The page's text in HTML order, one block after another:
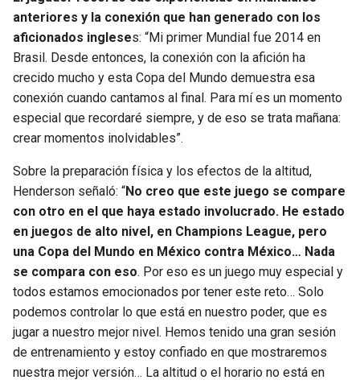
anteriores y la conexión que han generado con los
aficionados ingleses: “Mi primer Mundial fue 2014 en
Brasil. Desde entonces, la conexión con la afición ha
crecido mucho y esta Copa del Mundo demuestra esa
conexión cuando cantamos al final. Para mí es un momento
especial que recordaré siempre, y de eso se trata mañana:
crear momentos inolvidables”.
Sobre la preparación física y los efectos de la altitud,
Henderson señaló: “No creo que este juego se compare
con otro en el que haya estado involucrado. He estado
en juegos de alto nivel, en Champions League, pero
una Copa del Mundo en México contra México… Nada
se compara con eso. Por eso es un juego muy especial y
todos estamos emocionados por tener este reto… Solo
podemos controlar lo que está en nuestro poder, que es
jugar a nuestro mejor nivel. Hemos tenido una gran sesión
de entrenamiento y estoy confiado en que mostraremos
nuestra mejor versión… La altitud o el horario no está en